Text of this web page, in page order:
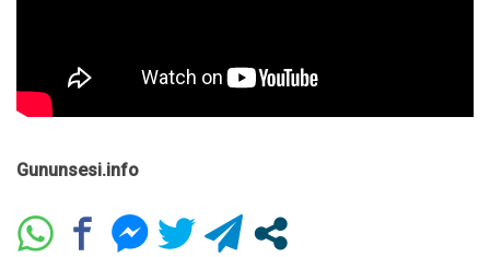
Gununsesi.info